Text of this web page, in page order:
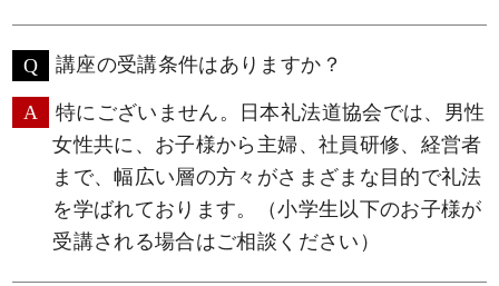
講座の受講条件はありますか？
特にございません。日本礼法道協会では、男性
女性共に、お子様から主婦、社員研修、経営者
まで、幅広い層の方々がさまざまな目的で礼法
を学ばれております。（小学生以下のお子様が
受講される場合はご相談ください）